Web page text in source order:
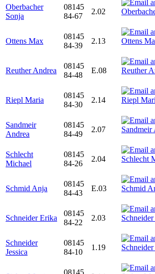
Oberbacher
Sonja
08145
84-67
2.02
Ottens Max
08145
84-39
2.13
Reuther Andrea
08145
84-48
E.08
Riepl Maria
08145
84-30
2.14
Sandmeir
Andrea
08145
84-49
2.07
Schlecht
Michael
08145
84-26
2.04
Schmid Anja
08145
84-43
E.03
Schneider Erika
08145
84-22
2.03
Schneider
Jessica
08145
84-10
1.19